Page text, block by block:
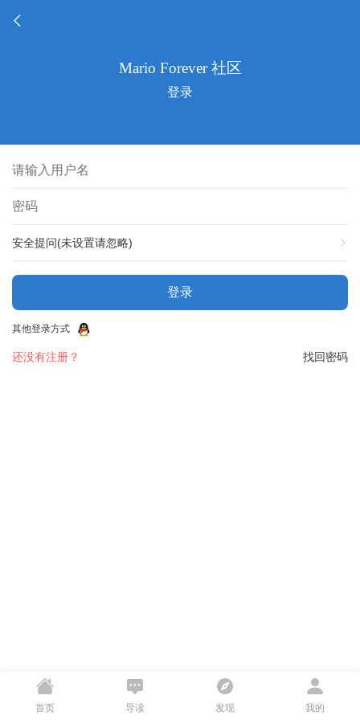
登录
安全提问(未设置请忽略)
登录
其他登录方式
找回密码
还没有注册？
首页 导读 发现 我的